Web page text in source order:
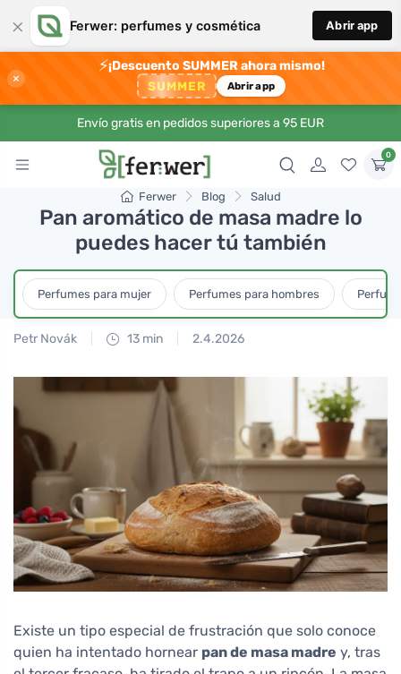
× Ferwer: perfumes y cosmética Abrir app
×
⚡¡Descuento SUMMER ahora mismo!
SUMMER Abrir app
Envío gratis en pedidos superiores a 95 EUR
0
Ferwer Blog Salud
Pan aromático de masa madre lo
puedes hacer tú también
Perfumes para mujer Perfumes para hombres
Petr Novák 13 min 2.4.2026
Existe un tipo especial de frustración que solo conoce
quien ha intentado hornear pan de masa madre y, tras